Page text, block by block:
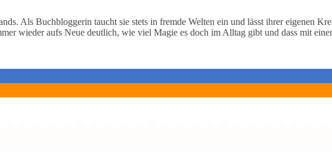
Als Buchbloggerin taucht sie stets in fremde Welten ein und lässt ihrer eigenen
wieder aufs Neue deutlich, wie viel Magie es doch im Alltag gibt und dass mit